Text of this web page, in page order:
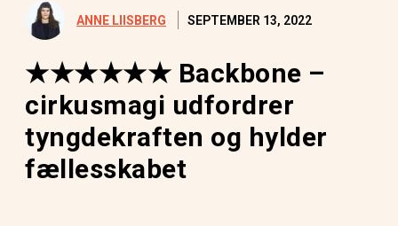
ANNE LIISBERG SEPTEMBER 13, 2022
★★★★★★ Backbone –
cirkusmagi udfordrer
tyngdekraften og hylder
fællesskabet